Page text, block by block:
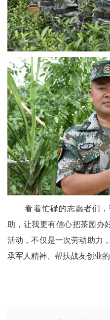
看着忙碌的志愿者们，
助，让我更有信心把茶园办
活动，不仅是一次劳动助力
承军人精神、帮扶战友创业